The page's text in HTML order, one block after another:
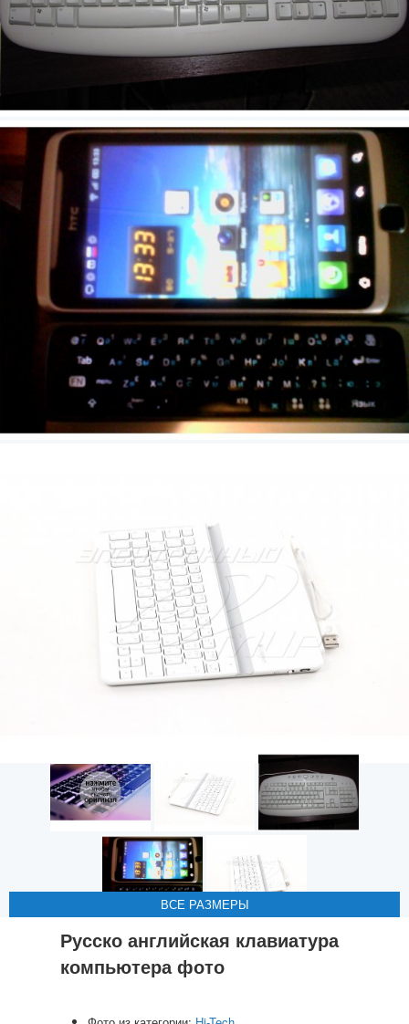
ВСЕ РАЗМЕРЫ
ВСЕ РАЗМЕРЫ
ВСЕ РАЗМЕРЫ
ВСЕ РАЗМЕРЫ
ВСЕ РАЗМЕРЫ
Русско английская клавиатура
компьютера фото